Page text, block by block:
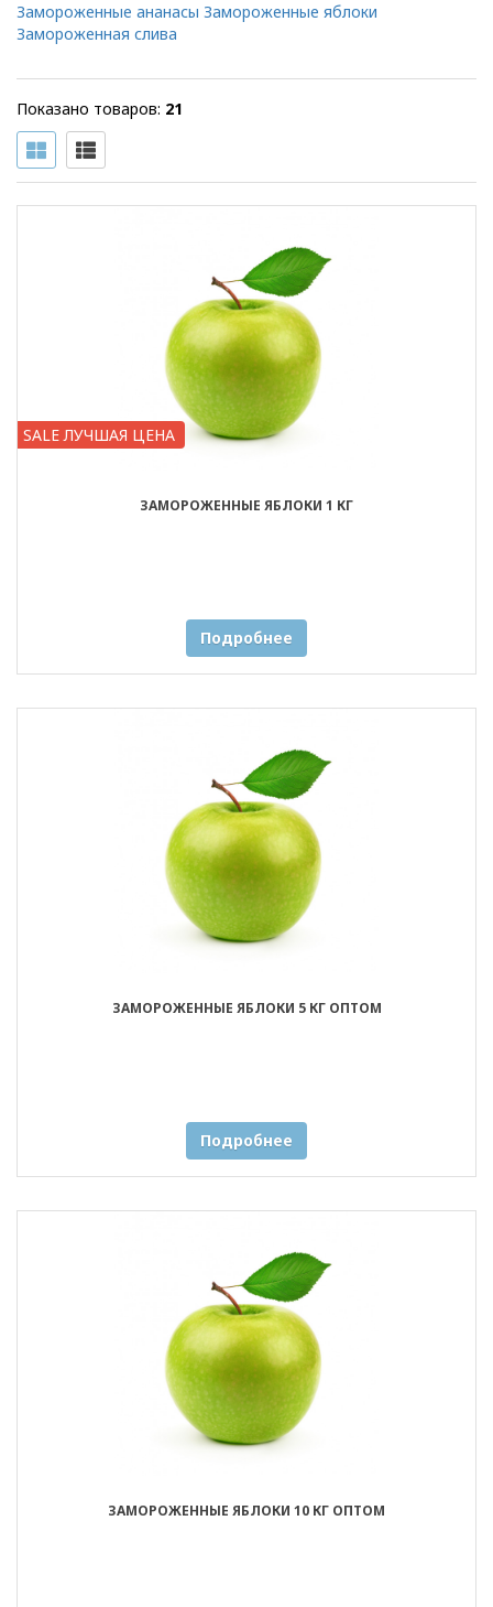
Замороженные ананасы Замороженные яблоки
Замороженная слива
Показано товаров: 21
SALE ЛУЧШАЯ ЦЕНА
ЗАМОРОЖЕННЫЕ ЯБЛОКИ 1 КГ
Подробнее
ЗАМОРОЖЕННЫЕ ЯБЛОКИ 5 КГ ОПТОМ
Подробнее
ЗАМОРОЖЕННЫЕ ЯБЛОКИ 10 КГ ОПТОМ